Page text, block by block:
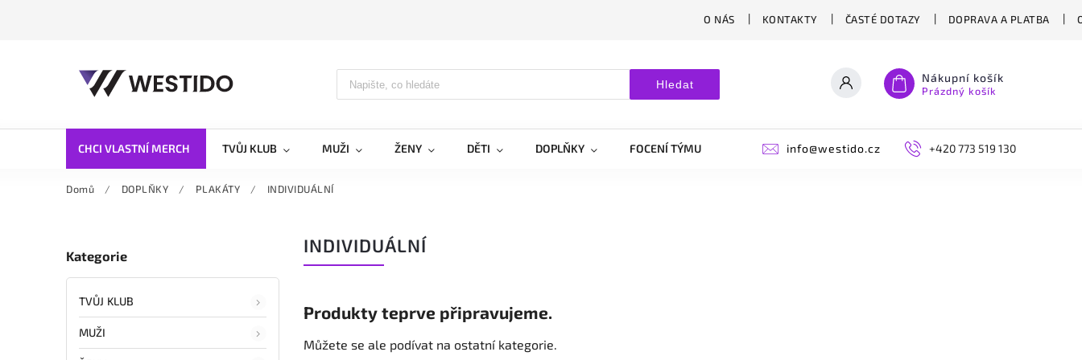
O NÁS KONTAKTY ČASTÉ DOTAZY DOPRAVA A PLATBA
Hledat Nákupní košík
Prázdný košík
CHCI VLASTNÍ MERCH TVŮJ KLUB MUŽI ŽENY DĚTI DOPLŇKY FOCENÍ TÝMU +420 773 519 130
info@westido.cz
Domů / DOPLŇKY / PLAKÁTY / INDIVIDUÁLNÍ
Kategorie
TVŮJ KLUB
MUŽI
INDIVIDUÁLNÍ
Produkty teprve připravujeme.
Můžete se ale podívat na ostatní kategorie.